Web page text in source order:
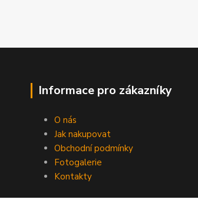
Informace pro zákazníky
O nás
Jak nakupovat
Obchodní podmínky
Fotogalerie
Kontakty